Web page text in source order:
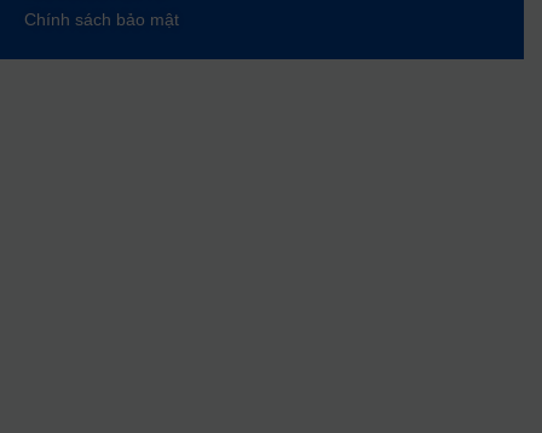
Chính sách bảo mật